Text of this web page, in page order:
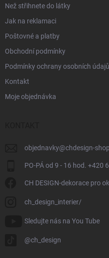
Než střihnete do látky
Jak na reklamaci
Poštovné a platby
Obchodní podmínky
Podmínky ochrany osobních údajů
Kontakt
Moje objednávka
objednavky@chdesign-
PO-PÁ od 9 - 16 hod. +420
CH DESIGN-dekorace pro
ch_design_interier/
Sledujte nás na You Tube
@ch_design